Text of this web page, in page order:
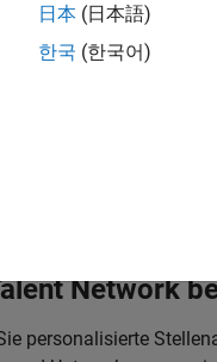
products
Network
personalisierte
日本 (日本語)
한국 (한국어)